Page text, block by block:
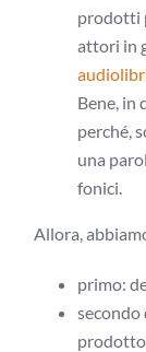
prodotti
attori in
Bene, in
perché,
una
fonici.
Allora,
primo:
secondo
prodotto